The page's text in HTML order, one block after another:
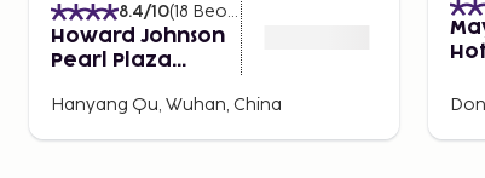
8.4/10(18 Beoordelingen
Howard Johnson
Pearl Plaza
Hanyang Qu, Wuhan, China